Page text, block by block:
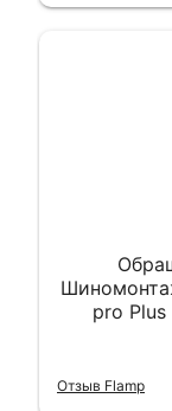
pro
Отзыв Flamp